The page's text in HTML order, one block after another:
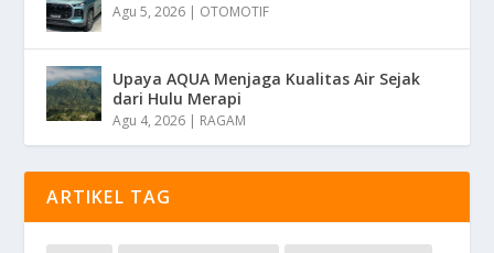
Agu 5, 2026 | OTOMOTIF
Upaya AQUA Menjaga Kualitas Air Sejak
dari Hulu Merapi
Agu 4, 2026 | RAGAM
ARTIKEL TAG